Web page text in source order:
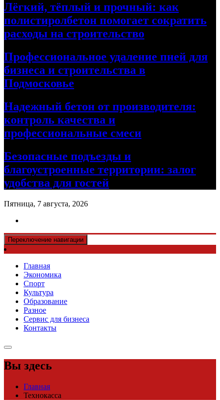
Лёгкий, тёплый и прочный: как
полистиролбетон помогает сократить
расходы на строительство
Профессиональное удаление пней для
бизнеса и строительства в
Подмосковье
Надежный бетон от производителя:
контроль качества и
профессиональные смеси
Безопасные подъезды и
благоустроенные территории: залог
удобства для гостей
Пятница, 7 августа, 2026
Переключение навигации
Главная
Экономика
Спорт
Культура
Образование
Разное
Сервис для бизнеса
Контакты
Вы здесь
Главная
Технокасса